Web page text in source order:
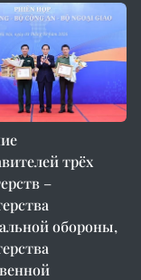
трёх
–
обороны,